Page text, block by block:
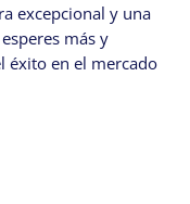
excepcional y una
más y
éxito en el mercado